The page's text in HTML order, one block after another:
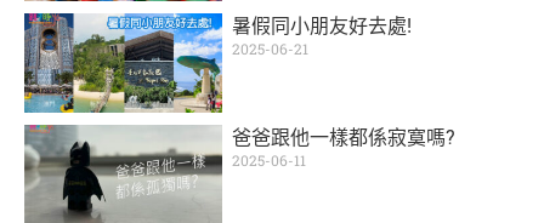
暑假同小朋友好去處!
2025-06-21
爸爸跟他一樣都係寂寞嗎?
2025-06-11